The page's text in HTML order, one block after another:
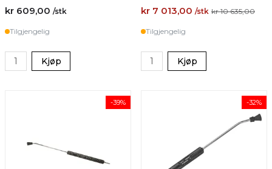
kr 609,00 /stk
Tilgjengelig
Kjøp
kr 7 013,00 /stk kr 10 635,00
Tilgjengelig
Kjøp
-39% -32%